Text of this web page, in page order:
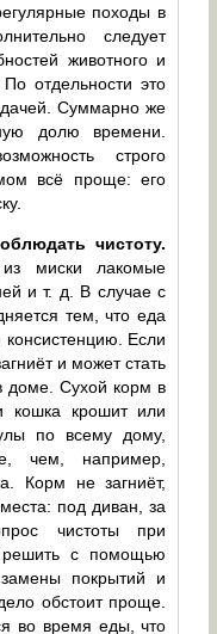
походы в
следует
животного и
отдельности это
Суммарно же
долю времени.
строго
всё проще: его
чистоту.
миски лакомые
и т. д. В случае с
тем, что еда
Если
и может стать
доме. Сухой корм в
кошка крошит или
по всему дому,
чем, например,
Корм не загниёт,
под диван, за
чистоты при
решить с помощью
покрытий и
обстоит проще.
во время еды, что